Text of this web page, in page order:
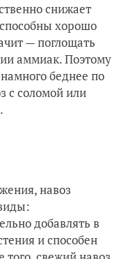
снижает
хорошо
— поглощать
аммиак. Поэтому
беднее по
с соломой или
навоз
добавлять в
и способен